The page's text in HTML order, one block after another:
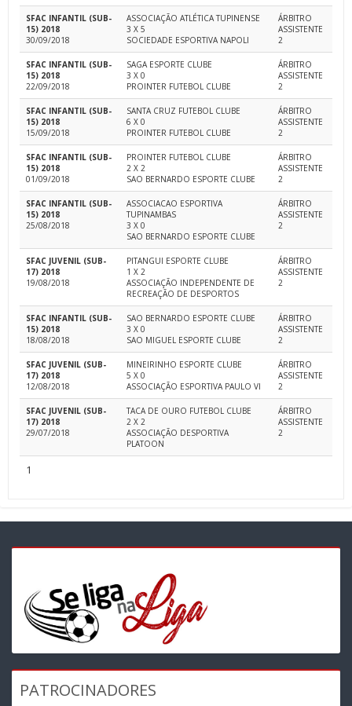
SFAC INFANTIL (SUB-
15) 2018
30/09/2018
ASSOCIAÇÃO ATLÉTICA TUPINENSE
3 X 5
SOCIEDADE ESPORTIVA NAPOLI
ÁRBITRO
ASSISTENTE
2
SFAC INFANTIL (SUB-
15) 2018
22/09/2018
SAGA ESPORTE CLUBE
3 X 0
PROINTER FUTEBOL CLUBE
ÁRBITRO
ASSISTENTE
2
SFAC INFANTIL (SUB-
15) 2018
15/09/2018
SANTA CRUZ FUTEBOL CLUBE
6 X 0
PROINTER FUTEBOL CLUBE
ÁRBITRO
ASSISTENTE
2
SFAC INFANTIL (SUB-
15) 2018
01/09/2018
PROINTER FUTEBOL CLUBE
2 X 2
SAO BERNARDO ESPORTE CLUBE
ÁRBITRO
ASSISTENTE
2
SFAC INFANTIL (SUB-
15) 2018
25/08/2018
ASSOCIACAO ESPORTIVA
TUPINAMBAS
3 X 0
SAO BERNARDO ESPORTE CLUBE
ÁRBITRO
ASSISTENTE
2
SFAC JUVENIL (SUB-
17) 2018
19/08/2018
PITANGUI ESPORTE CLUBE
1 X 2
ASSOCIAÇÃO INDEPENDENTE DE
RECREAÇÃO DE DESPORTOS
ÁRBITRO
ASSISTENTE
2
SFAC INFANTIL (SUB-
15) 2018
18/08/2018
SAO BERNARDO ESPORTE CLUBE
3 X 0
SAO MIGUEL ESPORTE CLUBE
ÁRBITRO
ASSISTENTE
2
SFAC JUVENIL (SUB-
17) 2018
12/08/2018
MINEIRINHO ESPORTE CLUBE
5 X 0
ASSOCIAÇÃO ESPORTIVA PAULO VI
ÁRBITRO
ASSISTENTE
2
SFAC JUVENIL (SUB-
17) 2018
29/07/2018
TACA DE OURO FUTEBOL CLUBE
2 X 2
ASSOCIAÇÃO DESPORTIVA
PLATOON
ÁRBITRO
ASSISTENTE
2
1
PATROCINADORES